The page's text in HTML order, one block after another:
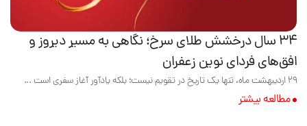
۳۴ سال درخشش طلای سرخ؛ نگاهی به مسیر دیروز و
افق‌های فردای نوین زعفران
۲۹ اردیبهشت ماه، تنها یک تاریخ در تقویم نیست؛ بلکه یادآور آغاز سفری است ...
مطالعه بیشتر